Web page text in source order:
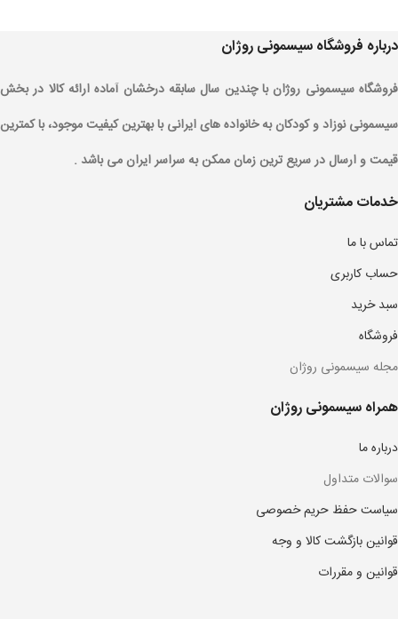
درباره فروشگاه سیسمونی روژان
فروشگاه سیسمونی روژان با چندین سال سابقه درخشان آماده ارائه کالا در بخش
سیسمونی نوزاد و کودکان به خانواده های ایرانی با بهترین کیفیت موجود، با کمترین
قیمت و ارسال در سریع ترین زمان ممکن به سراسر ایران می باشد .
خدمات مشتریان
تماس با ما
حساب کاربری
سبد خرید
فروشگاه
مجله سیسمونی روژان
همراه سیسمونی روژان
درباره ما
سوالات متداول
سیاست حفظ حریم خصوصی
قوانین بازگشت کالا و وجه
قوانین و مقررات